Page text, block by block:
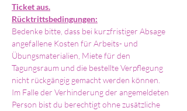
Ticket aus.
Rücktrittsbedingungen:
Bedenke bitte, dass bei kurzfristiger Absage
angefallene Kosten für Arbeits- und
Übungsmaterialien, Miete für den
Tagungsraum und die bestellte Verpflegung
nicht rückgängig gemacht werden können.
Im Falle der Verhinderung der angemeldeten
Person bist du berechtigt ohne zusätzliche